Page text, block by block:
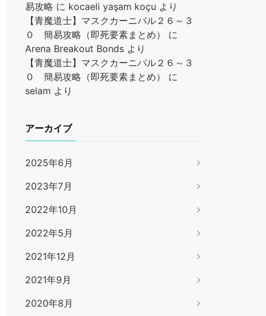
易攻略 に kocaeli yaşam koçu より
【青魔道士】マスクカーニバル２６～３
０ 簡易攻略（即死要素まとめ）
に
Arena Breakout Bonds より
【青魔道士】マスクカーニバル２６～３
０ 簡易攻略（即死要素まとめ）
に
selam より
アーカイブ
2025年6月
2023年7月
2022年10月
2022年5月
2021年12月
2021年9月
2020年8月